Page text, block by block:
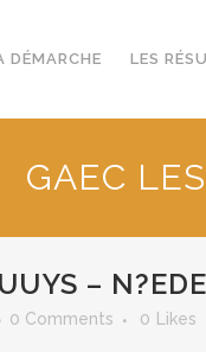
DÉMARCHE LES
GAEC
–
0 Comments 0 Likes